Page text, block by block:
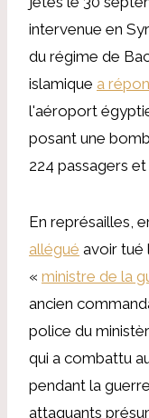
intervenue en
du régime de
islamique a
l'aéroport
posant une
224 passagers
En représailles,
allégué avoir tué
« ministre de la
ancien
police du
qui a combattu
pendant la
attaquants